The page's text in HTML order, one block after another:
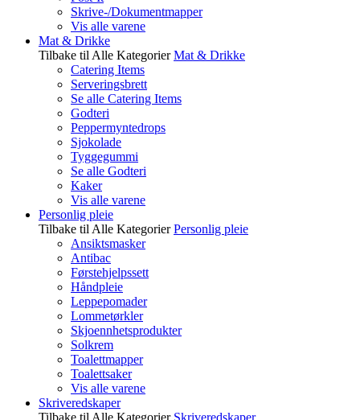
Skrive-/Dokumentmapper
Vis alle varene
Mat & Drikke
Tilbake til Alle Kategorier Mat & Drikke
Catering Items
Serveringsbrett
Se alle Catering Items
Godteri
Peppermyntedrops
Sjokolade
Tyggegummi
Se alle Godteri
Kaker
Vis alle varene
Personlig pleie
Tilbake til Alle Kategorier Personlig pleie
Ansiktsmasker
Antibac
Førstehjelpssett
Håndpleie
Leppepomader
Lommetørkler
Skjoennhetsprodukter
Solkrem
Toalettmapper
Toalettsaker
Vis alle varene
Skriveredskaper
Tilbake til Alle Kategorier Skriveredskaper